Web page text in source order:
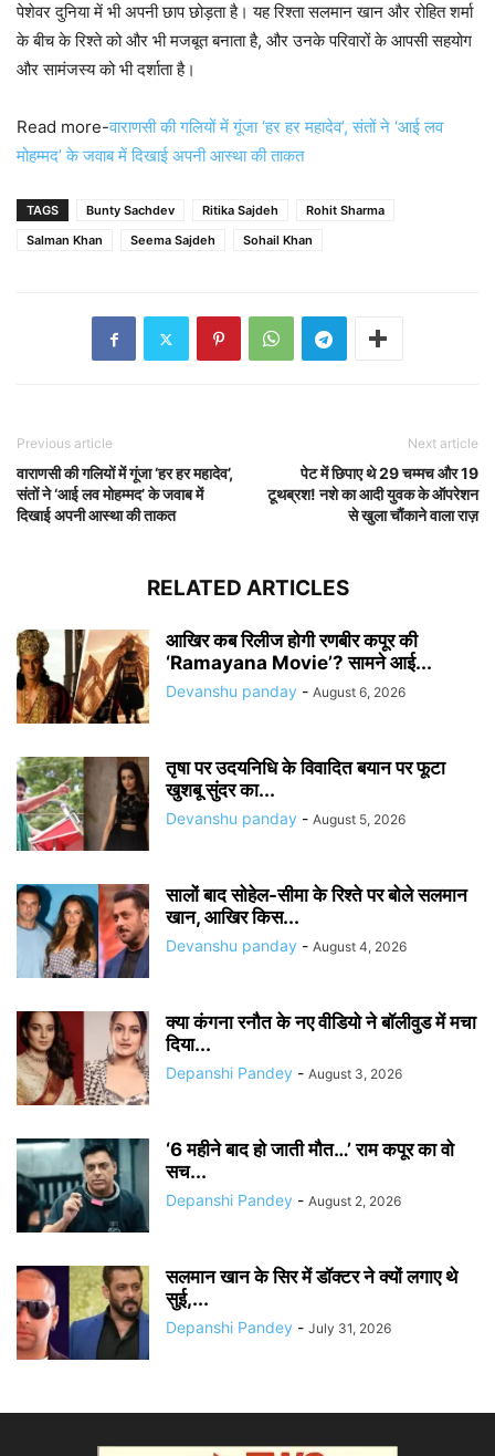
पेशेवर दुनिया में भी अपनी छाप छोड़ता है। यह रिश्ता सलमान खान और रोहित शर्मा
के बीच के रिश्ते को और भी मजबूत बनाता है, और उनके परिवारों के आपसी सहयोग
और सामंजस्य को भी दर्शाता है।
Read more-वाराणसी की गलियों में गूंजा ‘हर हर महादेव’, संतों ने ‘आई लव
मोहम्मद’ के जवाब में दिखाई अपनी आस्था की ताकत
TAGS Bunty Sachdev Ritika Sajdeh
Rohit Sharma
Salman Khan
Seema Sajdeh Sohail Khan
Previous article
वाराणसी की गलियों में गूंजा ‘हर हर महादेव’,
संतों ने ‘आई लव मोहम्मद’ के जवाब में
दिखाई अपनी आस्था की ताकत
Next article
पेट में छिपाए थे 29 चम्मच और 19
टूथब्रश! नशे का आदी युवक के ऑपरेशन
से खुला चौंकाने वाला राज़
RELATED ARTICLES
आखिर कब रिलीज होगी रणबीर कपूर की
‘Ramayana Movie’? सामने आई...
Devanshu panday - August 6, 2026
तृषा पर उदयनिधि के विवादित बयान पर फूटा
खुशबू सुंदर का...
Devanshu panday - August 5, 2026
सालों बाद सोहेल-सीमा के रिश्ते पर बोले सलमान
खान, आखिर किस...
Devanshu panday - August 4, 2026
क्या कंगना रनौत के नए वीडियो ने बॉलीवुड में मचा
दिया...
Depanshi Pandey - August 3, 2026
‘6 महीने बाद हो जाती मौत…’ राम कपूर का वो
सच...
Depanshi Pandey - August 2, 2026
सलमान खान के सिर में डॉक्टर ने क्यों लगाए थे
सुई,...
Depanshi Pandey - July 31, 2026